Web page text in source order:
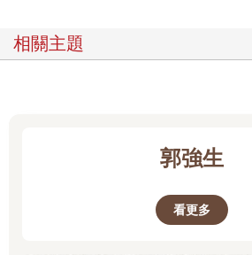
以能改變，主要是因為在我準備好之前，
他人而言只是異想天開，或是自我耽溺。
有的不安，便應來自奇特的出身，而非因
評者認為，這一來問題就較不那麼嚴重，
相關主題
郭強生
看更多